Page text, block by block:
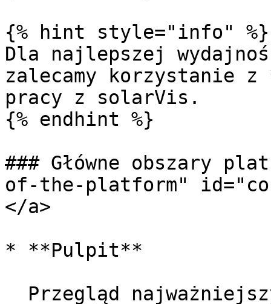
{% hint style="info" %}
Dla najlepszej
zalecamy korzystanie z
pracy z solarVis.
{% endhint %}
### Główne obszary
of-the-platform"
</a>
* **Pulpit**